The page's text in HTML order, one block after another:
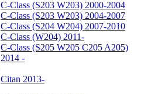
C-Class (S203 W203) 2000-2004
C-Class (S203 W203) 2004-2007
C-Class (S204 W204) 2007-2010
C-Class (W204) 2011-
C-Class (S205 W205 C205 A205)
2014 -
Citan 2013-